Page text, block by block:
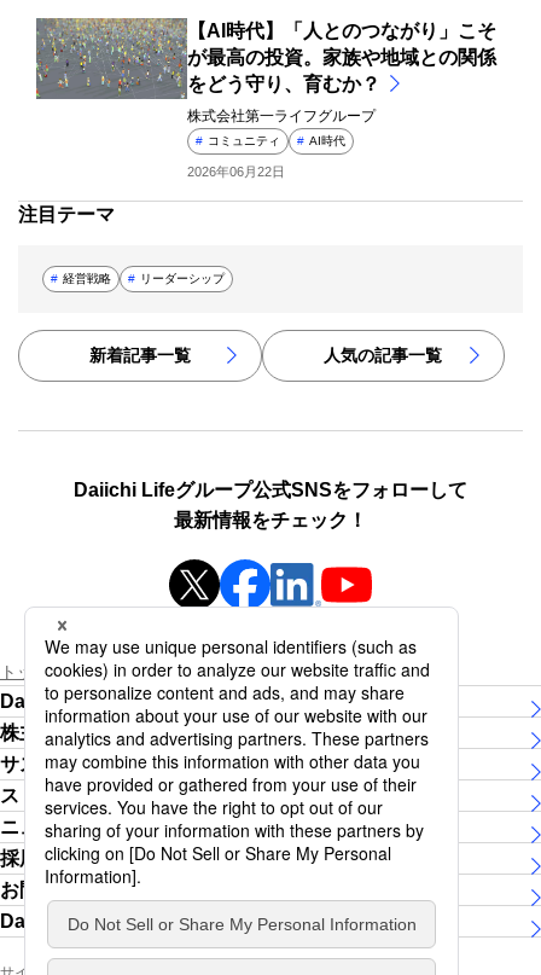
【AI時代】「人とのつながり」こそ
が最高の投資。家族や地域との関係
をどう守り、育むか？
株式会社第一ライフグループ
# コミュニティ # AI時代
2026年06月22日
注目テーマ
# 経営戦略 # リーダーシップ
新着記事一覧 人気の記事一覧
Daiichi Lifeグループ公式SNSをフォローして
最新情報をチェック！
新規ウィンドウを開きます
新規ウィンドウを開きます
新規ウィンドウを開きます
新規ウィンドウを開
トップページ ストーリー #コミュニティ
Daiichi Lifeグループについて
株主・投資家の皆さま
サステナビリティ
ストーリー
ニュースリリース
採用情報
お問い合わせ
Daiichi Lifeグループ女子陸上競技部